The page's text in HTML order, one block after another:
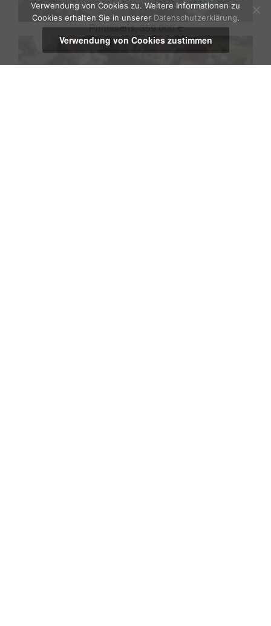
Pirmasens, 359.000 €
Verwendung von Cookies zu. Weitere Informationen zu
Cookies erhalten Sie in unserer Datenschutzerklärung.
Verwendung von Cookies zustimmen